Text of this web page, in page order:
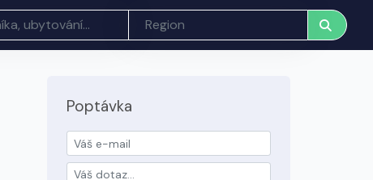
Poptávka